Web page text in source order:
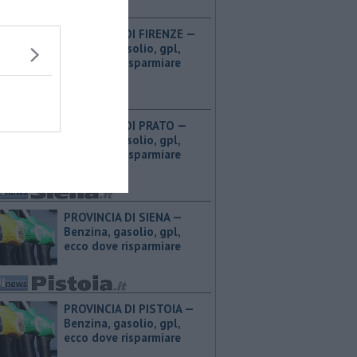
PROVINCIA DI FIRENZE — ​
Benzina, gasolio, gpl,
ecco dove risparmiare
PROVINCIA DI PRATO — ​
Benzina, gasolio, gpl,
ecco dove risparmiare
PROVINCIA DI SIENA — ​
Benzina, gasolio, gpl,
ecco dove risparmiare
PROVINCIA DI PISTOIA — ​
Benzina, gasolio, gpl,
ecco dove risparmiare